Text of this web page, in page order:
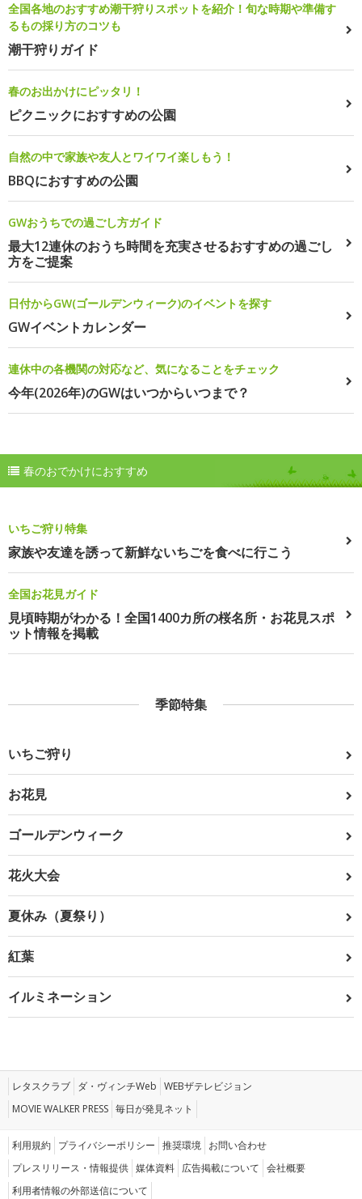
全国各地のおすすめ潮干狩りスポットを紹介！旬な時期や準備す
るもの採り方のコツも
潮干狩りガイド
春のお出かけにピッタリ！
ピクニックにおすすめの公園
自然の中で家族や友人とワイワイ楽しもう！
BBQにおすすめの公園
GWおうちでの過ごし方ガイド
最大12連休のおうち時間を充実させるおすすめの過ごし
方をご提案
日付からGW(ゴールデンウィーク)のイベントを探す
GWイベントカレンダー
連休中の各機関の対応など、気になることをチェック
今年(2026年)のGWはいつからいつまで？
春のおでかけにおすすめ
いちご狩り特集
家族や友達を誘って新鮮ないちごを食べに行こう
全国お花見ガイド
見頃時期がわかる！全国1400カ所の桜名所・お花見スポ
ット情報を掲載
季節特集
いちご狩り
お花見
ゴールデンウィーク
花火大会
夏休み（夏祭り）
紅葉
イルミネーション
レタスクラブ ダ・ヴィンチWeb WEBザテレビジョン
MOVIE WALKER PRESS 毎日が発見ネット
利用規約 プライバシーポリシー 推奨環境 お問い合わせ
プレスリリース・情報提供 媒体資料 広告掲載について 会社概要
利用者情報の外部送信について